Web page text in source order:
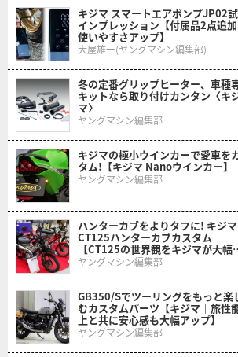
キジマ スマートエアポンプJP02
インプレッション【付属品2点追
使いやすさアップ】
大屋雄一(ヤングマシン編集部)
冬の定番グリップヒーター、車種
キットなら取り付けカンタン〈キ
マ〉
ヤングマシン編集部
キジマの極小ウインカーで愛車を
タム!【キジマ Nanoウインカー】
ヤングマシン編集部
ハンターカブをよりタフに! キジマ
CT125ハンターカブカスタム
【CT125の世界観をキジマが大幅
スケールアップ】
ヤングマシン編集部
GB350/Sでツーリングをもっと楽
むカスタムパーツ【キジマ｜旅性
上と共に安心感も大幅アップ】
ヤングマシン編集部